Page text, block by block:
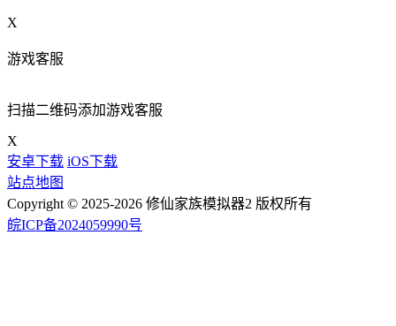
X
游戏客服
扫描二维码添加游戏客服
X
安卓下载 iOS下载
站点地图
Copyright © 2025-2026 修仙家族模拟器2 版权所有
皖ICP备2024059990号